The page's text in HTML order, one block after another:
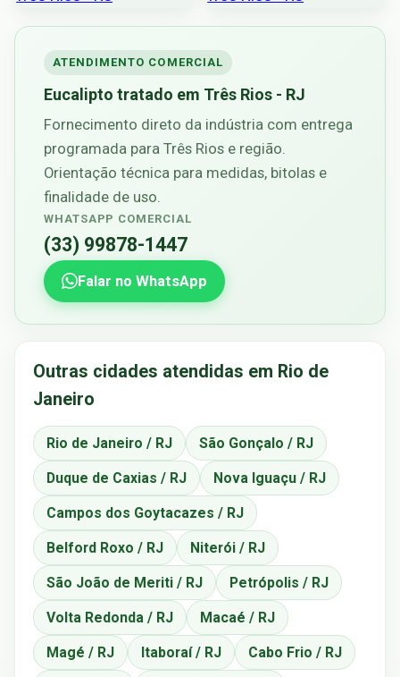
ATENDIMENTO COMERCIAL
Eucalipto tratado em Três Rios - RJ
Fornecimento direto da indústria com entrega
programada para Três Rios e região.
Orientação técnica para medidas, bitolas e
finalidade de uso.
WHATSAPP COMERCIAL
(33) 99878-1447
Falar no WhatsApp
Outras cidades atendidas em Rio de
Janeiro
Rio de Janeiro / RJ São Gonçalo / RJ
Duque de Caxias / RJ Nova Iguaçu / RJ
Campos dos Goytacazes / RJ
Belford Roxo / RJ Niterói / RJ
São João de Meriti / RJ Petrópolis / RJ
Volta Redonda / RJ Macaé / RJ
Magé / RJ Itaboraí / RJ Cabo Frio / RJ